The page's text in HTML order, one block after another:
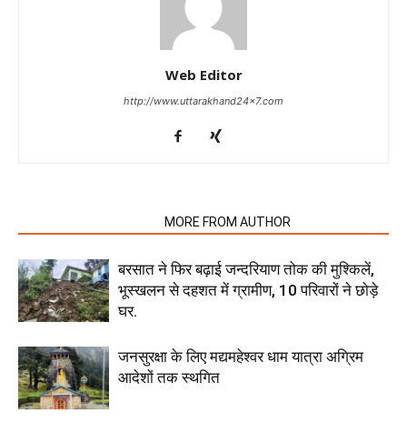
Web Editor
http://www.uttarakhand24x7.com
MORE FROM AUTHOR
बरसात ने फिर बढ़ाई जन्दरियाण तोक की मुश्किलें,
भूस्खलन से दहशत में ग्रामीण, 10 परिवारों ने छोड़े
घर.
जनसुरक्षा के लिए मद्यमहेश्वर धाम यात्रा अग्रिम
आदेशों तक स्थगित